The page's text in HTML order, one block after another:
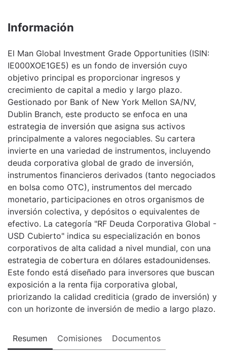
Información
El Man Global Investment Grade Opportunities (ISIN:
IE000XOE1GE5) es un fondo de inversión cuyo
objetivo principal es proporcionar ingresos y
crecimiento de capital a medio y largo plazo.
Gestionado por Bank of New York Mellon SA/NV,
Dublin Branch, este producto se enfoca en una
estrategia de inversión que asigna sus activos
principalmente a valores negociables. Su cartera
invierte en una variedad de instrumentos, incluyendo
deuda corporativa global de grado de inversión,
instrumentos financieros derivados (tanto negociados
en bolsa como OTC), instrumentos del mercado
monetario, participaciones en otros organismos de
inversión colectiva, y depósitos o equivalentes de
efectivo. La categoría "RF Deuda Corporativa Global -
USD Cubierto" indica su especialización en bonos
corporativos de alta calidad a nivel mundial, con una
estrategia de cobertura en dólares estadounidenses.
Este fondo está diseñado para inversores que buscan
exposición a la renta fija corporativa global,
priorizando la calidad crediticia (grado de inversión) y
con un horizonte de inversión de medio a largo plazo.
Resumen Comisiones Documentos